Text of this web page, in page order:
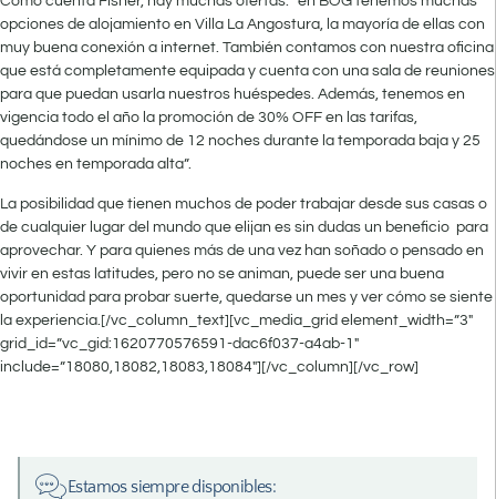
opciones de alojamiento en Villa La Angostura, la mayoría de ellas con
muy buena conexión a internet. También contamos con nuestra oficina
que está completamente equipada y cuenta con una sala de reuniones
para que puedan usarla nuestros huéspedes. Además, tenemos en
vigencia todo el año la promoción de 30% OFF en las tarifas,
quedándose un mínimo de 12 noches durante la temporada baja y 25
noches en temporada alta”.
La posibilidad que tienen muchos de poder trabajar desde sus casas o
de cualquier lugar del mundo que elijan es sin dudas un beneficio para
aprovechar. Y para quienes más de una vez han soñado o pensado en
vivir en estas latitudes, pero no se animan, puede ser una buena
oportunidad para probar suerte, quedarse un mes y ver cómo se siente
la experiencia.[/vc_column_text][vc_media_grid element_width=”3″
grid_id=”vc_gid:1620770576591-dac6f037-a4ab-1″
include=”18080,18082,18083,18084″][/vc_column][/vc_row]
Estamos siempre disponibles: